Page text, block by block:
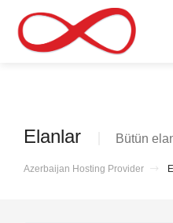
Elanlar Bütün
Azerbaijan Hosting Provider